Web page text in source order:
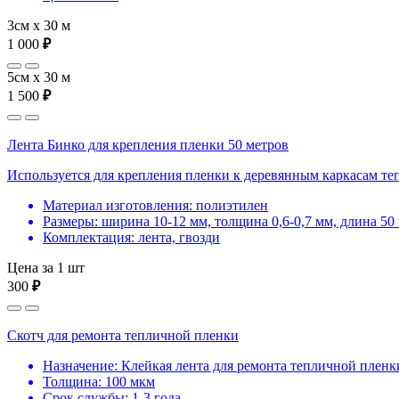
3см х 30 м
1 000 ₽
5см х 30 м
1 500 ₽
Лента Бинко для крепления пленки 50 метров
Используется для крепления пленки к деревянным каркасам
Материал изготовления: полиэтилен
Размеры: ширина 10-12 мм, толщина 0,6-0,7 мм, длина 50
Комплектация: лента, гвозди
Цена за 1 шт
300 ₽
Скотч для ремонта тепличной пленки
Назначение: Клейкая лента для ремонта тепличной
Толщина: 100 мкм